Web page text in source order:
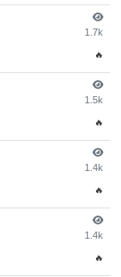
1.7k
🔥
1.5k
🔥
1.4k
🔥
1.4k
🔥